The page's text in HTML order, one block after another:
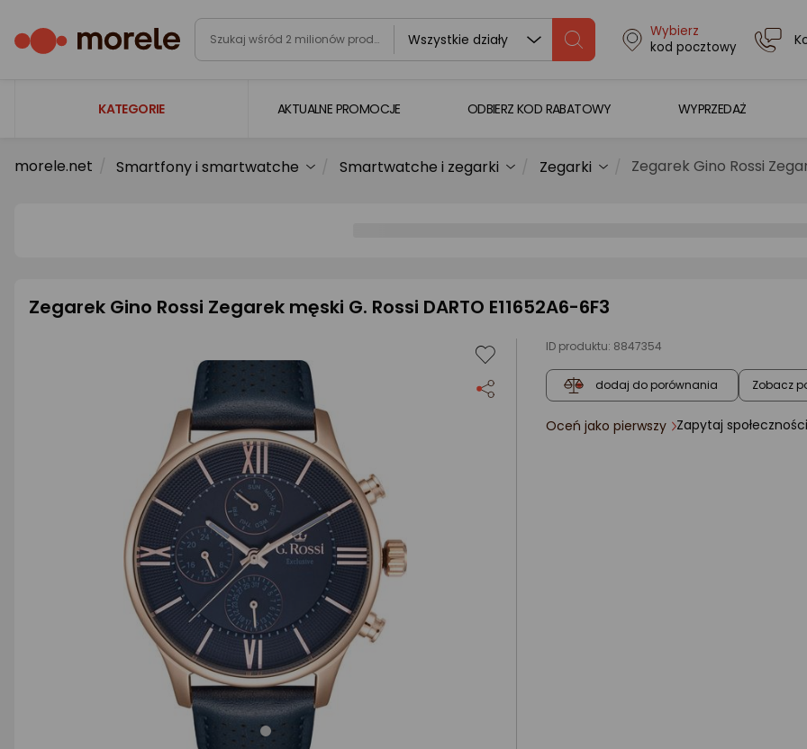
Wszystkie działy
Wybierz
kod pocztowy
KATEGORIE
Laptopy
Smartfony i smartwatche
Sport i turystyka
Zabawki i dziecko
Uroda i zdrowie
AKTUALNE PROMOCJE ODBIERZ KOD RABATOWY WYPRZEDAŻ
morele.net Smartfony i smartwatche Smartwatche i zegarki Zegarki Zegarek Gino Rossi
Zegarek Gino Rossi Zegarek męski G. Rossi DARTO E11652A6-6F3
ID produktu: 8847354
dodaj do porównania Zobacz
ocena
Oceń jako pierwszy Zapytaj społeczności